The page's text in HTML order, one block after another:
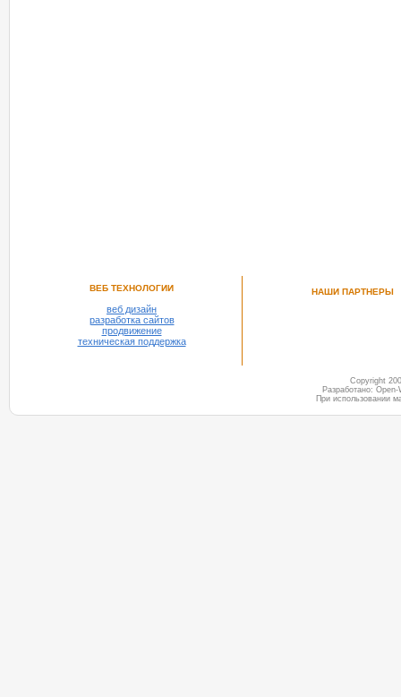
ВЕБ ТЕХНОЛОГИИ
веб дизайн
разработка сайтов
продвижение
техническая поддержка
НАШИ ПАРТНЕРЫ
Copyright
Разработано:
При использовании